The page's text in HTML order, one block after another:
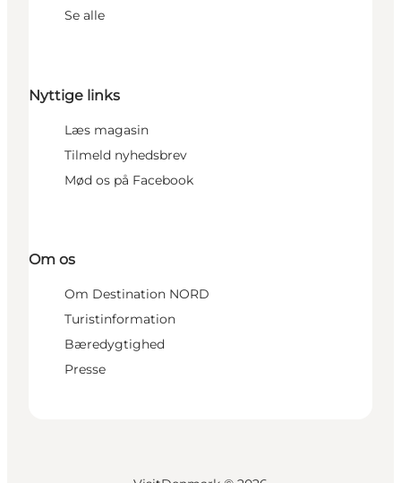
Se alle
Nyttige links
Læs magasin
Tilmeld nyhedsbrev
Mød os på Facebook
Om os
Om Destination NORD
Turistinformation
Bæredygtighed
Presse